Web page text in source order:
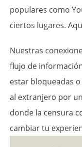
populares como
ciertos lugares.
Nuestras
flujo de
estar bloqueadas
al extranjero por
donde la censura
cambiar tu